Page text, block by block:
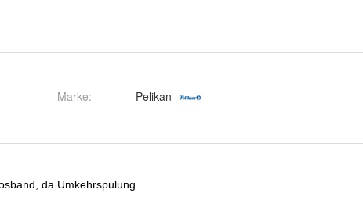
Marke: Pelikan